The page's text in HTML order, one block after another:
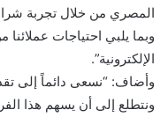
المصري من خلال تجربة
وبما يلبي احتياجات عملائنا
الإلكترونية”.
وأضاف: “نسعى دائماً إلى
ونتطلع إلى أن يسهم هذا